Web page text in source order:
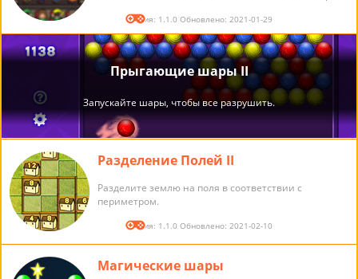
Версия: 1.1.0 Обновлено: 2021-01-29
Разделение Полей II
Разделите землю на поля в соответствии с
периметром.
Версия: 1.1.0 Обновлено: 2021-02-10
Магические шары